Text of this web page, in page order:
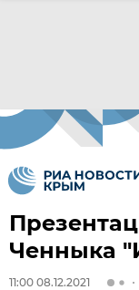
Ченныка
11:00 08.12.2021